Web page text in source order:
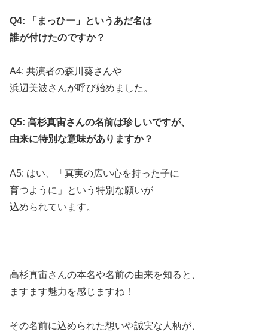
Q4: 「まっひー」というあだ名は
誰が付けたのですか？
A4: 共演者の森川葵さんや
浜辺美波さんが呼び始めました。
Q5: 高杉真宙さんの名前は珍しいですが、
由来に特別な意味がありますか？
A5: はい、「真実の広い心を持った子に
育つように」という特別な願いが
込められています。
高杉真宙さんの本名や名前の由来を知ると、
ますます魅力を感じますね！
その名前に込められた想いや誠実な人柄が、